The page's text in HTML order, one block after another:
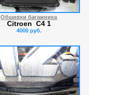
Обшивки багажника
Citroen C4 1
4000 руб.